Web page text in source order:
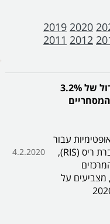
2020
2019
2012
2011
פתיחה אופטימית ל-2020: גידול של 3.2%
המסחריים
אופטימיות עבור
שוק האופנה והקניונים. נתוני חברת ריס (RIS),
מצביעים על
4.2.2020